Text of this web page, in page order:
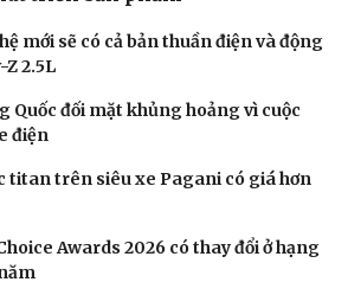
mới sẽ có cả bản thuần điện và động
2.5L
Quốc đối mặt khủng hoảng vì cuộc
điện
titan trên siêu xe Pagani có giá hơn
Awards 2026 có thay đổi ở hạng